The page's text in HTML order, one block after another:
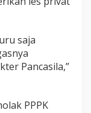
saja
Pancasila,”
PPPK